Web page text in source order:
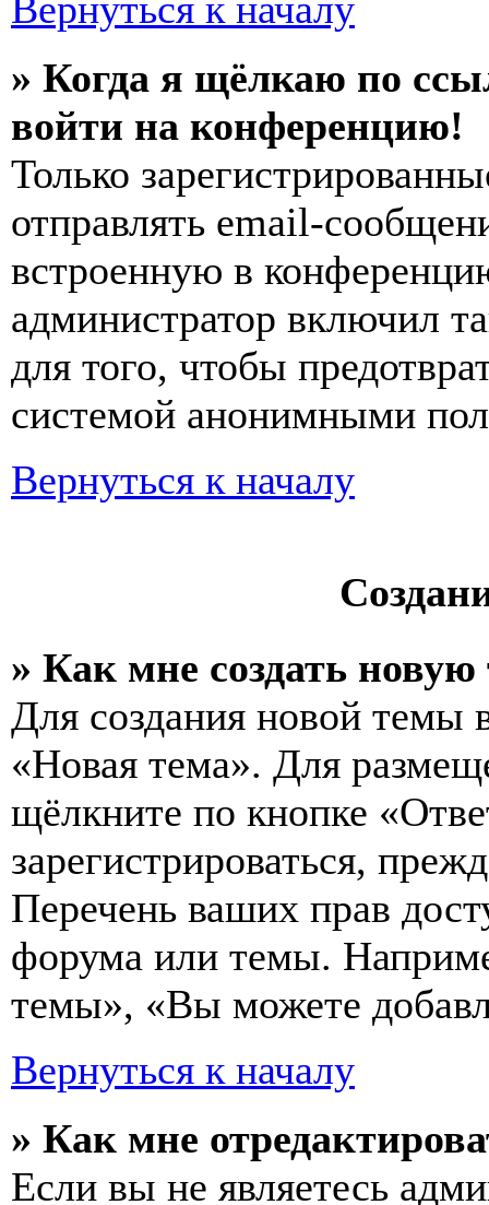
» Когда я щёлкаю по
войти на конференцию!
Только
отправлять email-
встроенную в
администратор включил
для того, чтобы
системой анонимными
Вернуться к началу
» Как мне создать
Для создания новой темы
«Новая тема». Для
щёлкните по кнопке
зарегистрироваться,
Перечень ваших прав
форума или темы.
темы», «Вы можете
Вернуться к началу
» Как мне
Если вы не являетесь